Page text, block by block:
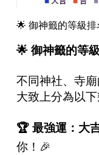
🌟 御神籤的等級
🌟 御神籤的等
不同神社、寺
大致上分為以下
🏆 最強運：大
你！🎉